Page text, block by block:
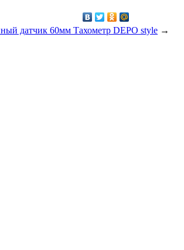
датчик 60мм Тахометр DEPO style →